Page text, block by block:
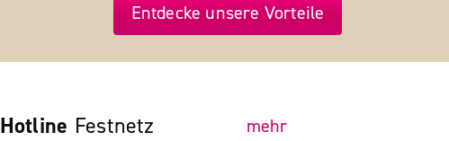
Entdecke unsere Vorteile
Hotline Festnetz mehr